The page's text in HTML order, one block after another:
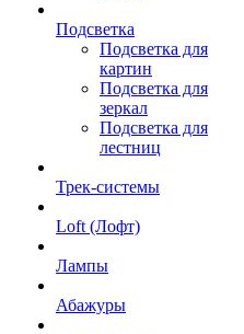
Подсветка
Подсветка для
картин
Подсветка для
зеркал
Подсветка для
лестниц
Трек-системы
Loft (Лофт)
Лампы
Абажуры